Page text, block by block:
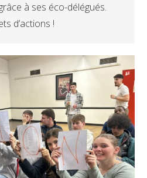
à ses éco-délégués.
d’actions !